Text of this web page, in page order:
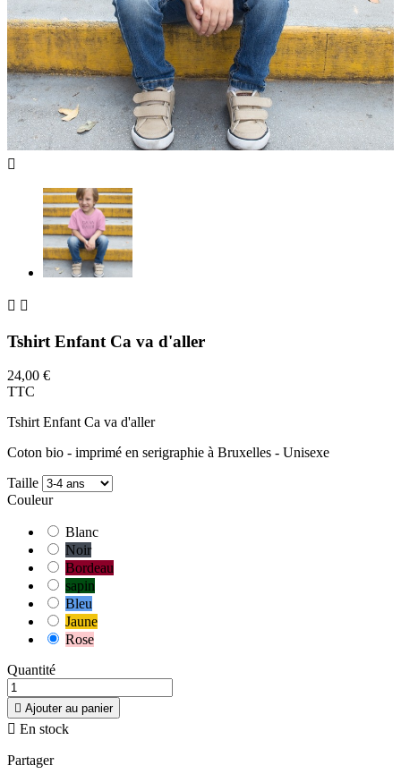

 
Tshirt Enfant Ca va d'aller
24,00 €
TTC
Tshirt Enfant Ca va d'aller
Coton bio - imprimé en serigraphie à Bruxelles - Unisexe
Taille
Couleur
Blanc
Noir
Bordeau
sapin
Bleu
Jaune
Rose
Quantité
 Ajouter au panier
 En stock
Partager